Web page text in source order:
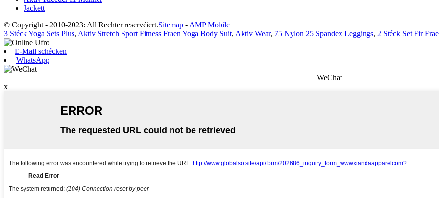
Jackett
© Copyright - 2010-2023: All Rechter reservéiert.Sitemap - AMP Mobile
3 Stéck Yoga Sets Plus, Aktiv Stretch Sport Fitness Fraen Yoga Body Suit, Aktiv Wear, 75 Nylon 25 Spandex Leggings, 2 Stéck Set Fir
E-Mail schécken
WhatsApp
WeChat
x